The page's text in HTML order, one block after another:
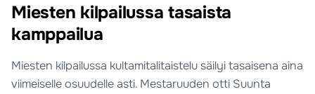
Miesten kilpailussa tasaista
kamppailua
Miesten kilpailussa kultamitalitaistelu säilyi tasaisena aina
viimeiselle osuudelle asti. Mestaruuden otti Suunta